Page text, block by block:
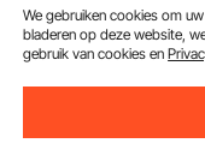
Klantenservice
We gebruiken cookies om
bladeren op deze website,
gebruik van cookies en